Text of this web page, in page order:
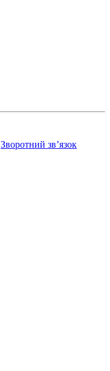
Зворотний зв’язок